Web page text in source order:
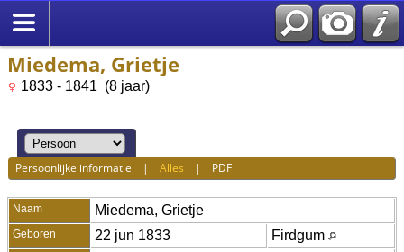
Miedema, Grietje
1833 - 1841 (8 jaar)
Persoonlijke informatie |Alles | PDF
Naam Miedema, Grietje
Geboren 22 jun 1833 Firdgum